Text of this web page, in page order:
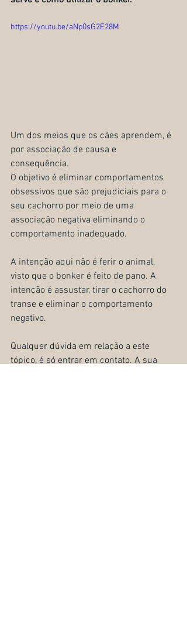
https://youtu.be/aNp0sG2E28M
Um dos meios que os cães aprendem, é
por associação de causa e
consequência.
O objetivo é eliminar comportamentos
obsessivos que são prejudiciais para o
seu cachorro por meio de uma
associação negativa eliminando o
comportamento inadequado.
A intenção aqui não é ferir o animal,
visto que o bonker é feito de pano. A
intenção é assustar, tirar o cachorro do
transe e eliminar o comportamento
negativo.
Qualquer dúvida em relação a este
tópico, é só entrar em contato. A sua